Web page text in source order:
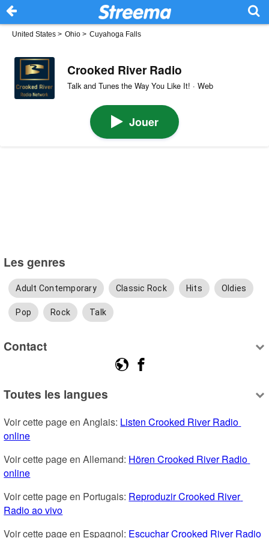
United States > Ohio > Cuyahoga Falls
Crooked River Radio
Talk and Tunes the Way You Like It! · Web
Jouer
Les genres
Adult Contemporary Classic Rock Hits Oldies
Pop Rock Talk
Contact
Toutes les langues
Voir cette page en Anglais: Listen Crooked River Radio
online
Voir cette page en Allemand: Hören Crooked River Radio
online
Voir cette page en Portugais: Reproduzir Crooked River
Radio ao vivo
Voir cette page en Espagnol: Escuchar Crooked River Radio